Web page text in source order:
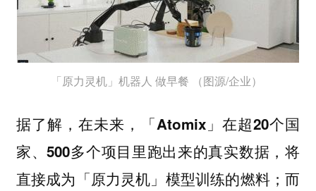
「原力灵机」机器人 做早餐 （图源/企业）
据了解，在未来，
「Atomix」在超20个国
家、500多个项目里跑出来的真实数据，将
直接成为「原力灵机」模型训练的燃料；而